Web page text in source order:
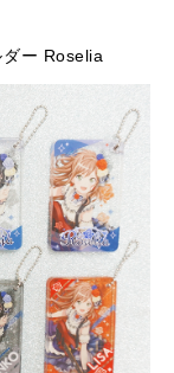
ダー Roselia